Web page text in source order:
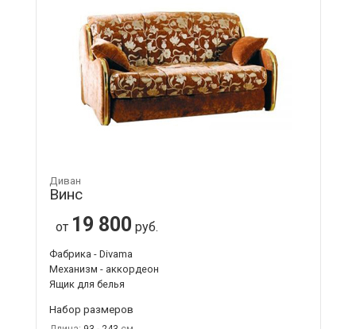
Диван
Винс
от 19 800 руб.
Фабрика - Divama
Механизм - аккордеон
Ящик для белья
Набор размеров